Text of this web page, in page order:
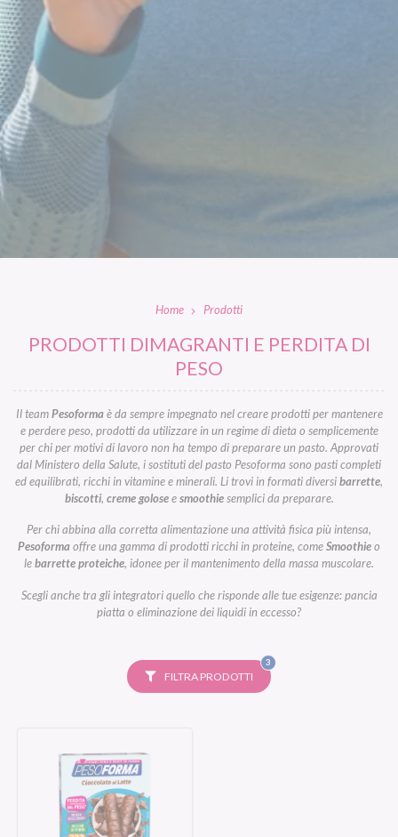
Home Prodotti
PRODOTTI DIMAGRANTI E PERDITA DI
PESO
Il teamPesoformaè da sempre impegnato nel creare prodotti per mantenere
e perdere peso, prodotti da utilizzare in un regime di dieta o semplicemente
per chi per motivi di lavoro non ha tempo di preparare un pasto. Approvati
dal Ministero della Salute, i sostituti del pasto Pesoforma sono pasti completi
ed equilibrati, ricchi in vitamine e minerali. Li trovi in formati diversibarrette,
biscotti, creme goloseesmoothiesemplici da preparare.
Per chi abbina alla corretta alimentazione una attività fisica più intensa,
Pesoformaoffre una gamma di prodotti ricchi in proteine, comeSmoothieo
lebarrette proteiche, idonee per il mantenimento della massa muscolare.
Scegli anche tra gli integratori quello che risponde alle tue esigenze: pancia
piatta o eliminazione dei liquidi in eccesso?
FILTRA PRODOTTI
3FILTRI
SELEZIONATI